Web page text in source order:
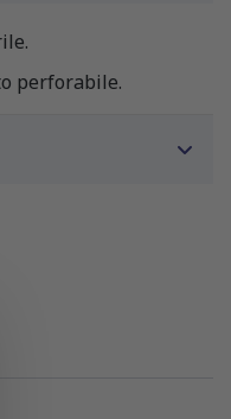
perforabile.